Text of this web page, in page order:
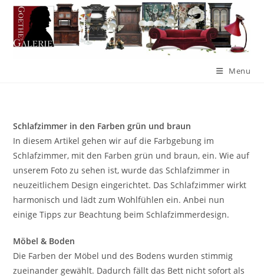
Menu
Schlafzimmer in den Farben grün und braun
In diesem Artikel gehen wir auf die Farbgebung im
Schlafzimmer, mit den Farben grün und braun, ein. Wie auf
unserem Foto zu sehen ist, wurde das Schlafzimmer in
neuzeitlichem Design eingerichtet. Das Schlafzimmer wirkt
harmonisch und lädt zum Wohlfühlen ein. Anbei nun
einige Tipps zur Beachtung beim Schlafzimmerdesign.
Möbel & Boden
Die Farben der Möbel und des Bodens wurden stimmig
zueinander gewählt. Dadurch fällt das Bett nicht sofort als